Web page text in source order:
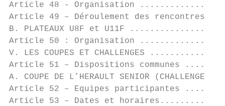
Article 48 - Organisation
Article 49 – Déroulement des
B. PLATEAUX U8F et U11F
Article 50 : Organisation
V. LES COUPES ET
Article 51 – Dispositions
A. COUPE DE L’HERAULT SENIOR
Article 52 – Equipes
Article 53 – Dates et